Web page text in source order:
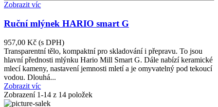
Zobrazit víc
Ruční mlýnek HARIO smart G
957,00 Kč (s DPH)
Transparentní tělo, kompaktní pro skladování i přepravu. To jsou
hlavní přednosti mlýnku Hario Mill Smart G. Dále nabízí keramické
mlecí kameny, nastavení jemnosti mletí a je omyvatelný pod tekoucí
vodou. Dlouhá...
Zobrazit víc
Zobrazení 1-14 z 14 položek